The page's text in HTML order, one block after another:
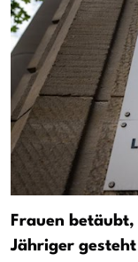
Frauen
Jähriger gesteht